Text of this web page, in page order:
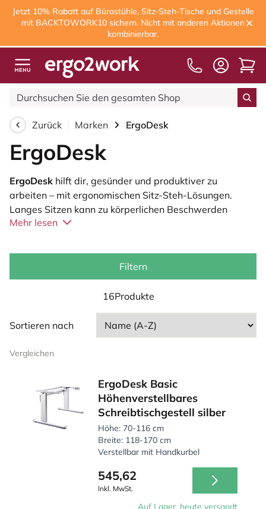
Jetzt 10% Rabatt auf Bürostühle, Sitz-Steh-Tische und Gestelle
mit BACKTOWORK10 sichern. Nicht mit anderen Aktionen
kombinierbar.
Kostenloser Versand
Zurück Marken ErgoDesk
ErgoDesk
ErgoDesk hilft dir, gesünder und produktiver zu
arbeiten – mit ergonomischen Sitz-Steh-Lösungen.
Langes Sitzen kann zu körperlichen Beschwerden
führen, wie Rückenschmerzen, steifen Muskeln und
von ErgoDesk wechselst du mühelos zwischen Sitzen
und Stehen, sodass dein Körper aktiv bleibt und du dich
besser konzentrieren kannst. Egal ob im Homeoffice
oder im Büro – mit ErgoDesk gestaltest du einen
Mehr lesen
Filtern
16Produkte
Sortieren nach
Vergleichen
ErgoDesk Basic
Höhenverstellbares
Schreibtischgestell silber
Höhe: 70-116 cm
Breite: 118-170 cm
Verstellbar mit Handkurbel
545,62
Inkl. MwSt.
Auf Lager, heute versandt